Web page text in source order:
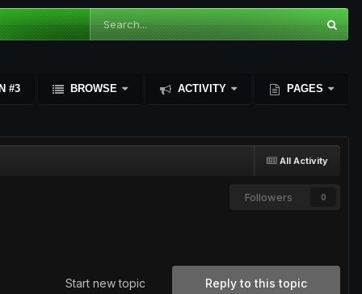
#3 BROWSE ACTIVITY PAGES
All Activity
Followers 0
Reply to this topic
Start new topic